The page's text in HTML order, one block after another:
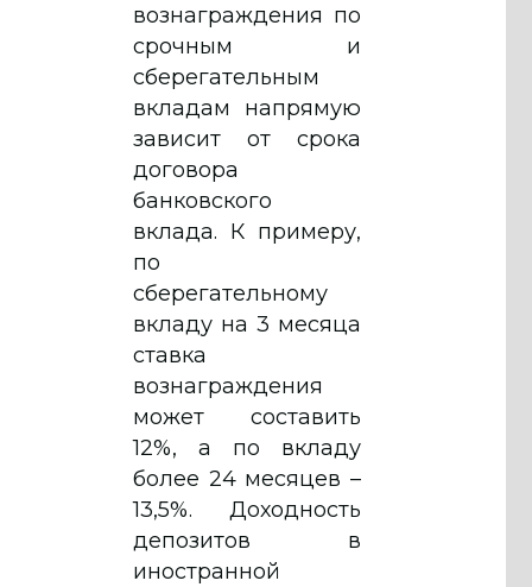
вознаграждения по
срочным и
сберегательным
вкладам напрямую
зависит от срока
договора
банковского
вклада. К примеру,
по
сберегательному
вкладу на 3 месяца
ставка
вознаграждения
может составить
12%, а по вкладу
более 24 месяцев –
13,5%. Доходность
депозитов в
иностранной